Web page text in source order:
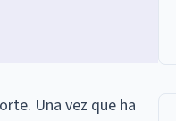
Una vez que ha